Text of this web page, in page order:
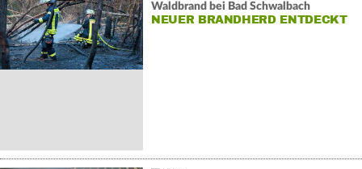
Waldbrand bei Bad Schwalbach
NEUER BRANDHERD ENTDECKT